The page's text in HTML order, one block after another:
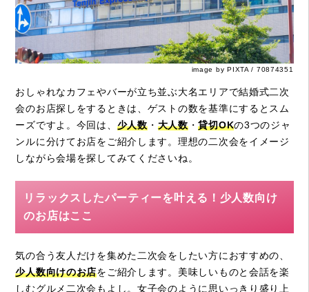
image by PIXTA / 70874351
おしゃれなカフェやバーが立ち並ぶ大名エリアで結婚式二次
会のお店探しをするときは、ゲストの数を基準にするとスム
ーズですよ。今回は、 少人数・ 大人数・貸切OKの3つのジャ
ンルに分けてお店をご紹介します。理想の二次会をイメージ
しながら会場を探してみてくださいね。
リラックスしたパーティーを叶える！少人数向け
のお店はここ
気の合う友人だけを集めた二次会をしたい方におすすめの、
少人数向けのお店をご紹介します。美味しいものと会話を楽
しむグルメ二次会もよし。女子会のように思いっきり盛り上